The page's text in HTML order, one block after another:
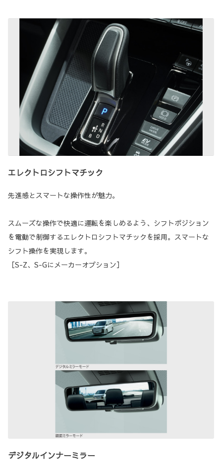
エレクトロシフトマチック
先進感とスマートな操作性が魅力。
スムーズな操作で快適に運転を楽しめるよう、シフトポジション
を電動で制御するエレクトロシフトマチックを採用。スマートな
シフト操作を実現します。
［S-Z、S-Gにメーカーオプション］
デジタルインナーミラー